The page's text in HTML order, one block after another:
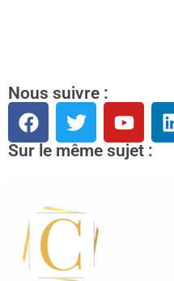
Nous suivre :
Sur le même sujet :